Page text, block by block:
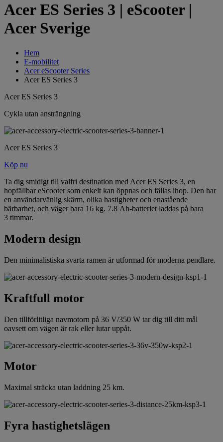
Acer ES Series 3 | eScooter |
Acer Sverige
Hem
E-mobilitet
Acer eScooter Series
Acer ES Series 3
Acer ES Series 3
Cykla utan ansträngning
Acer ES Series 3
Köp nu
Ta dig smidigt till valfri destination med Acer ES Series 3, en
hopfällbar eScooter som enkelt kan öppnas och fällas ihop. Den har
en användarvänlig skärm, olika hastigheter och enastående
bärbarhet, och väger bara 16 kg. 7.8 Ah-batteriet laddas på bara
3 timmar.
Modern design
Den minimalistiska svarta ramen är utformad för moderna pendlare.
Kraftfull motor
Den tillförlitliga navmotorn på 36 V/350 W tar dig till ditt mål
oavsett om vägen är rak eller lutar uppåt.
Motor
Maximal sträcka utan laddning 25 km.
Fyra hastighetslägen